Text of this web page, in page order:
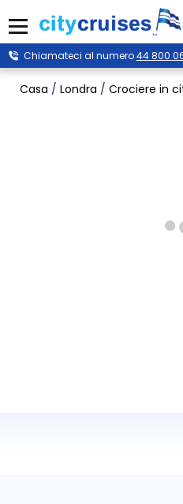
contenuto
Menu
Chiamateci al numero44 800
Casa / Londra / Crociere in